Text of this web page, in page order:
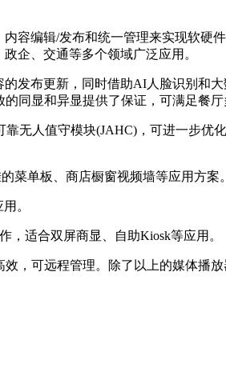
容编辑/发布和统一管理来实现软硬
企、交通等多个领域广泛应用。
发布更新，同时借助AI人脸识别和
同显和异显提供了保证，可满足餐厅
靠无人值守模块(JAHC)，可进一步优
菜单板、商店橱窗视频墙等应用方案。
。
适合双屏商显、自助Kiosk等应用。
，可远程管理。除了以上的媒体播